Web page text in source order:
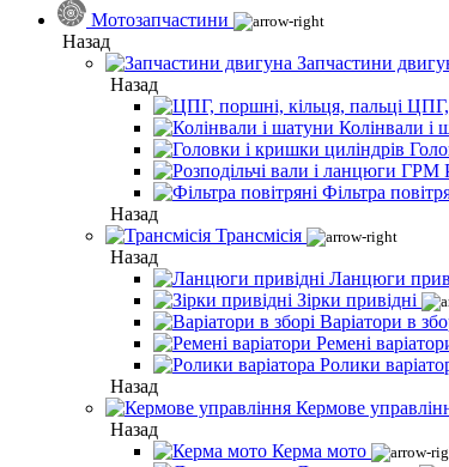
Мотозапчастини
Назад
Запчастини
Назад
ЦПГ,
Колінвали і
Фільтра
Назад
Трансмісія
Назад
Ланцюги
Зірки привідні
Варіатори в
Ремені
Ролики
Назад
Кермове
Назад
Керма мото